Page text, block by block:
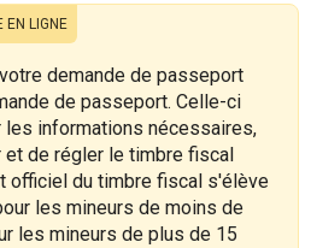
EN LIGNE
demande de passeport
de passeport. Celle-ci
informations nécessaires,
de régler le timbre fiscal
officiel du timbre fiscal s'élève
les mineurs de moins de
les mineurs de plus de 15